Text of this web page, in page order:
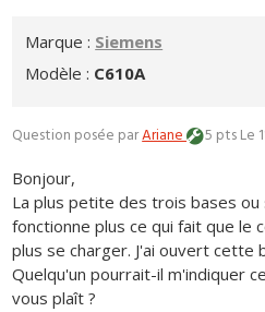
Marque : Siemens
Modèle : C610A
Question posée parAriane 5 ptsLe
Bonjour,
La plus petite des trois bases ou
fonctionne plus ce qui fait que le
plus se charger. J'ai ouvert cette
Quelqu'un pourrait-il m'indiquer
vous plaît ?